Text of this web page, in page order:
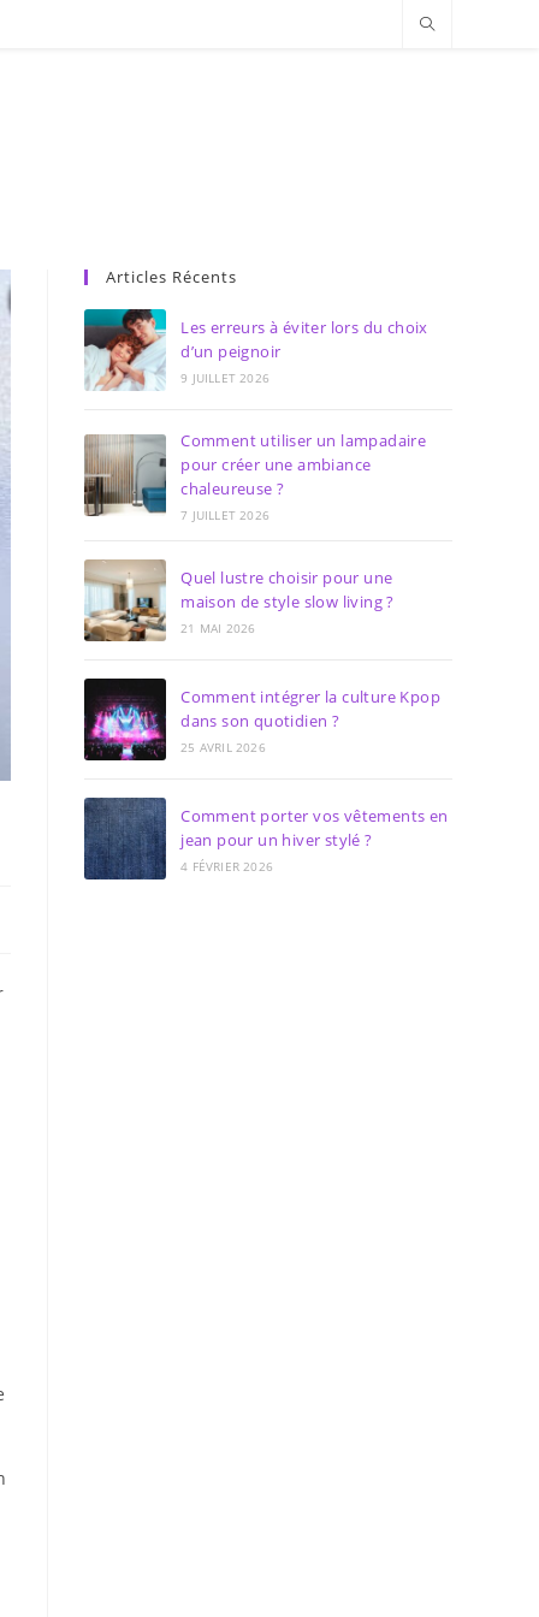
Articles Récents
Les erreurs à éviter lors du choix
d’un peignoir
9 JUILLET 2026
Comment utiliser un lampadaire
pour créer une ambiance
chaleureuse ?
7 JUILLET 2026
Quel lustre choisir pour une
maison de style slow living ?
21 MAI 2026
Comment intégrer la culture Kpop
dans son quotidien ?
25 AVRIL 2026
Comment porter vos vêtements en
jean pour un hiver stylé ?
4 FÉVRIER 2026